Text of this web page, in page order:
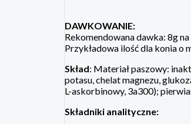
DAWKOWANIE:
Rekomendowana dawka: 8g
Przykładowa ilość dla konia o
Skład: Materiał paszowy:
potasu, chelat magnezu,
L-askorbinowy, 3a300);
Składniki analityczne: